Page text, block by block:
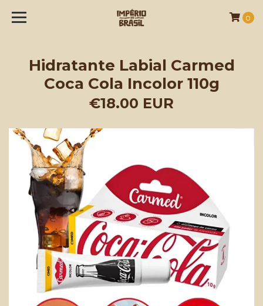
0
Hidratante Labial Carmed
Coca Cola Incolor 110g
€18.00 EUR